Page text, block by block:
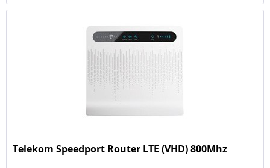
Telekom Speedport Router LTE (VHD) 800Mhz